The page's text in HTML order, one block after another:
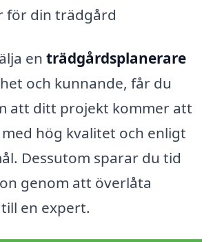
för din trädgård
en trädgårdsplanerare
och kunnande, får du
att ditt projekt kommer att
hög kvalitet och enligt
Dessutom sparar du tid
genom att överlåta
en expert.